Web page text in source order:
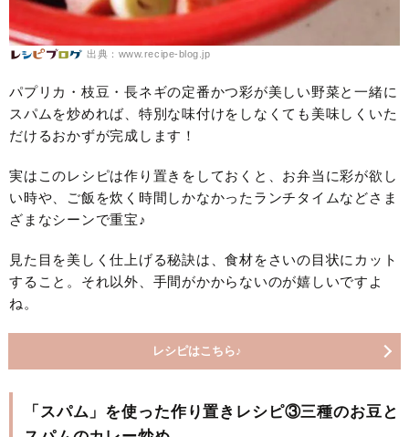
出典：www.recipe-blog.jp
パプリカ・枝豆・長ネギの定番かつ彩が美しい野菜と一緒に
スパムを炒めれば、特別な味付けをしなくても美味しくいた
だけるおかずが完成します！
実はこのレシピは作り置きをしておくと、お弁当に彩が欲し
い時や、ご飯を炊く時間しかなかったランチタイムなどさま
ざまなシーンで重宝♪
見た目を美しく仕上げる秘訣は、食材をさいの目状にカット
すること。それ以外、手間がかからないのが嬉しいですよ
ね。
レシピはこちら♪
「スパム」を使った作り置きレシピ③三種のお豆と